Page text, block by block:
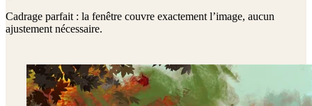
Cadrage parfait : la fenêtre couvre exactement l’image, aucun
ajustement nécessaire.